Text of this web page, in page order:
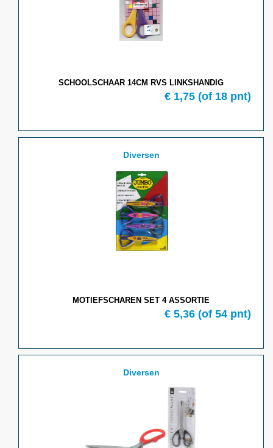
SCHOOLSCHAAR 14CM RVS LINKSHANDIG
€ 1,75 (of 18 pnt)
Diversen
MOTIEFSCHAREN SET 4 ASSORTIE
€ 5,36 (of 54 pnt)
Diversen